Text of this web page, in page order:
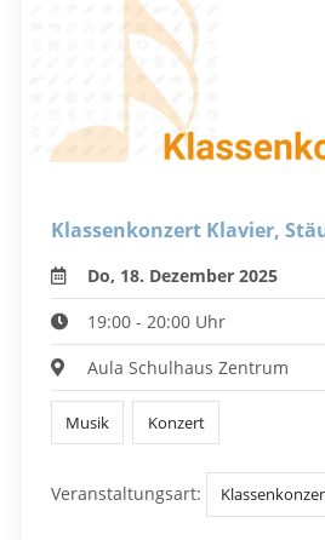
Klassenkonzert Klavier,
Do, 18. Dezember 2025
19:00 - 20:00 Uhr
Aula Schulhaus Zentrum
Musik Konzert
Veranstaltungsart: